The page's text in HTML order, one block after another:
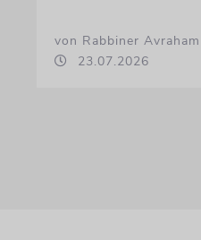
von Rabbiner
23.07.2026